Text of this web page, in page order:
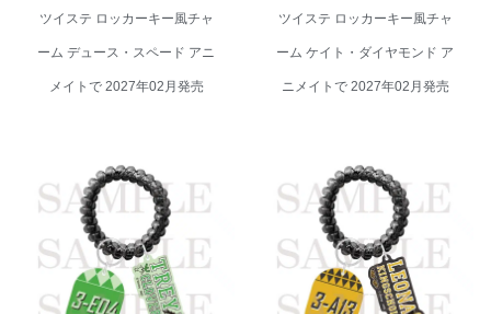
ツイステ ロッカーキー風チャ
ーム デュース・スペード アニ
メイトで 2027年02月発売
ツイステ ロッカーキー風チャ
ーム ケイト・ダイヤモンド ア
ニメイトで 2027年02月発売
ツイステ ロッカーキー風チャー
ム トレイ・クローバー アニメイ
トで 2027年02月発売
ツイステ ロッカーキー風チャー
ム レオナ・キングスカラー アニ
メイトで 2027年02月発売